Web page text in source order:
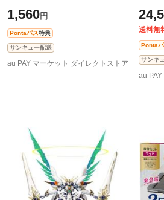
1,560円
Pontaパス特典
サンキュー配送
au PAY マーケット ダイレクトストア
送料無
Ponta
サンキ
au